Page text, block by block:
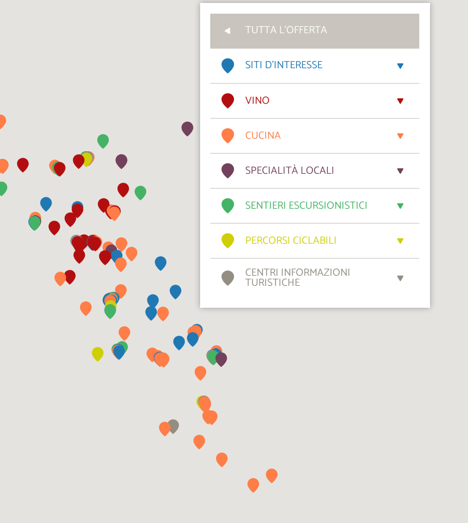
TUTTA L'OFFERTA
SITI D’INTERESSE
VINO
CUCINA
SPECIALITÀ LOCALI
SENTIERI ESCURSIONISTICI
PERCORSI CICLABILI
CENTRI INFORMAZIONI
TURISTICHE